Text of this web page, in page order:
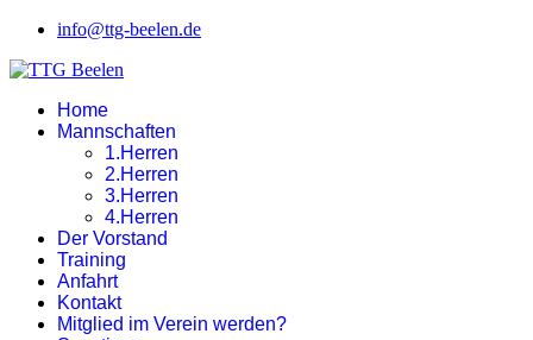
info@ttg-beelen.de
Home
Mannschaften
1.Herren
2.Herren
3.Herren
4.Herren
Der Vorstand
Training
Anfahrt
Kontakt
Mitglied im Verein werden?